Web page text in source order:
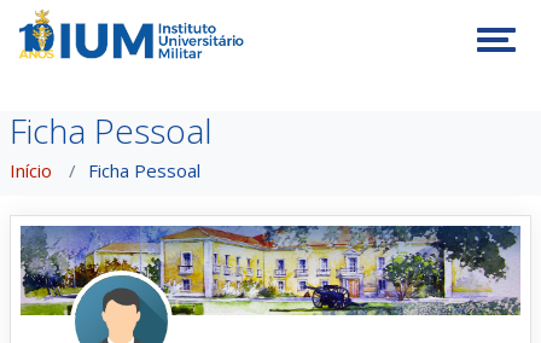
Ficha Pessoal
Início Ficha Pessoal